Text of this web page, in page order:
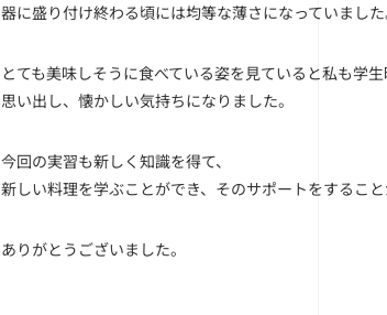
器に盛り付け終わる頃には均等な薄さになっていました
とても美味しそうに食べている姿を見ていると私も学
思い出し、懐かしい気持ちになりました。
今回の実習も新しく知識を得て、
新しい料理を学ぶことができ、そのサポートをするこ
ありがとうございました。